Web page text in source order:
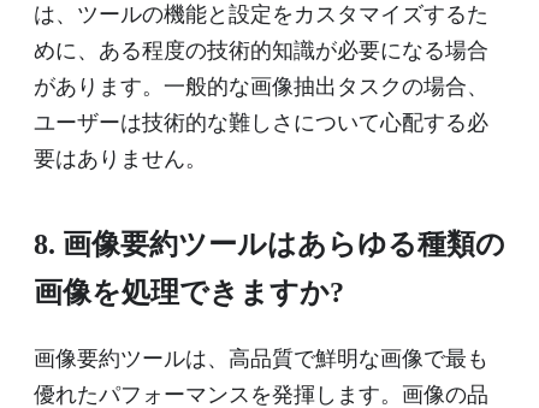
は、ツールの機能と設定をカスタマイズするた
めに、ある程度の技術的知識が必要になる場合
があります。一般的な画像抽出タスクの場合、
ユーザーは技術的な難しさについて心配する必
要はありません。
8. 画像要約ツールはあらゆる種類の
画像を処理できますか?
画像要約ツールは、高品質で鮮明な画像で最も
優れたパフォーマンスを発揮します。画像の品